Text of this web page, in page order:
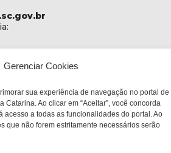
Gerenciar Cookies
sua experiência de navegação no portal de
Catarina. Ao clicar em “Aceitar”, você concorda
acesso a todas as funcionalidades do portal. Ao
que não forem estritamente necessários serão
Estado de Justiça e Reintegração
- Loja 06
- SC